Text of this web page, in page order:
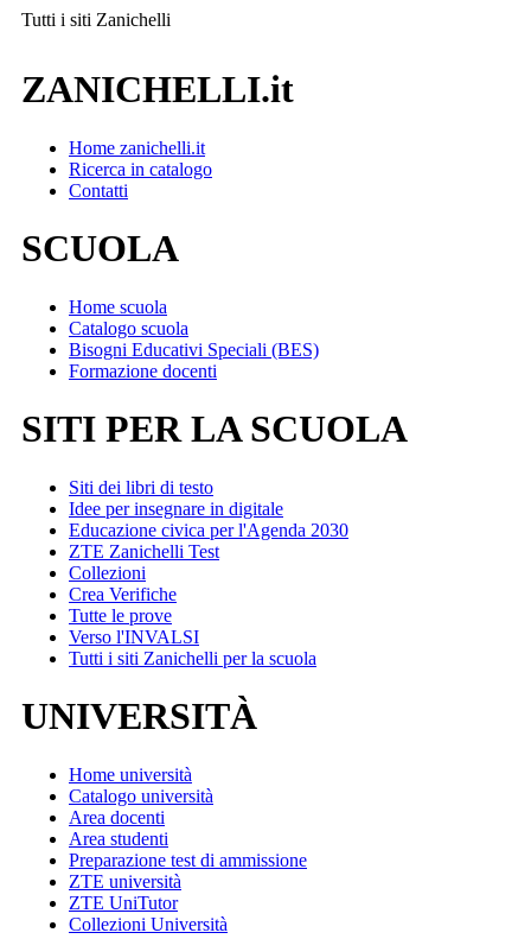
Tutti i siti Zanichelli
ZANICHELLI.it
Home zanichelli.it
Ricerca in catalogo
Contatti
SCUOLA
Home scuola
Catalogo scuola
Bisogni Educativi Speciali (BES)
Formazione docenti
SITI PER LA SCUOLA
Siti dei libri di testo
Idee per insegnare in digitale
Educazione civica per l'Agenda 2030
ZTE Zanichelli Test
Collezioni
Crea Verifiche
Tutte le prove
Verso l'INVALSI
Tutti i siti Zanichelli per la scuola
UNIVERSITÀ
Home università
Catalogo università
Area docenti
Area studenti
Preparazione test di ammissione
ZTE università
ZTE UniTutor
Collezioni Università